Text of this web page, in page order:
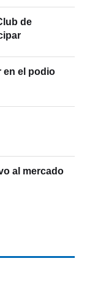
de
en el podio
al mercado